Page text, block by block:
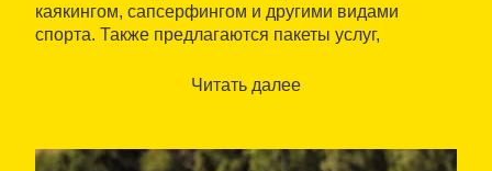
каякингом, сапсерфингом и другими видами
спорта. Также предлагаются пакеты услуг,
с учетом запросов клиента. Имеются раздевалки,
В этом же природном регионе можно выбрать
Читать далее